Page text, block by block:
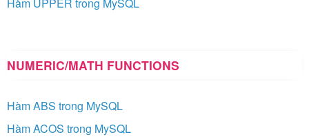
NUMERIC/MATH FUNCTIONS
Hàm ABS trong MySQL
Hàm ACOS trong MySQL